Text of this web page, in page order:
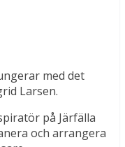
med det
Larsen.
på Järfälla
och arrangera